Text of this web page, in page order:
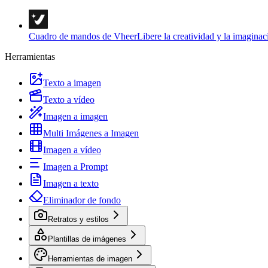
Cuadro de mandos de VheerLibere la creatividad y la
Herramientas
Texto a imagen
Texto a vídeo
Imagen a imagen
Multi Imágenes a Imagen
Imagen a vídeo
Imagen a Prompt
Imagen a texto
Eliminador de fondo
Retratos y estilos
Plantillas de imágenes
Herramientas de imagen